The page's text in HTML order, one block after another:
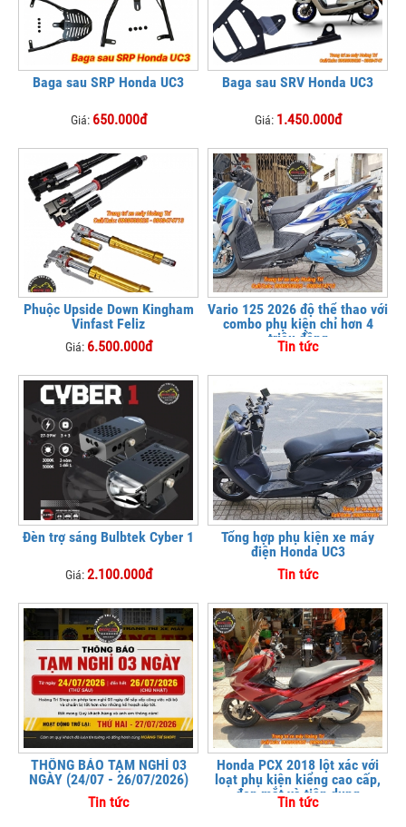
Baga sau SRP Honda UC3
Giá: 650.000đ
Baga sau SRV Honda UC3
Giá: 1.450.000đ
Phuộc Upside Down Kingham
Vinfast Feliz
Giá: 6.500.000đ
Vario 125 2026 độ thể thao với
combo phụ kiện chỉ hơn 4
triệu đồng
Tin tức
Đèn trợ sáng Bulbtek Cyber 1
Giá:2.100.000đ
Tổng hợp phụ kiện xe máy
điện Honda UC3
Tin tức
THÔNG BÁO TẠM NGHỈ 03
NGÀY (24/07 - 26/07/2026)
Tin tức
Honda PCX 2018 lột xác với
loạt phụ kiện kiểng cao cấp,
đẹp mắt và tiện dụng
Tin tức